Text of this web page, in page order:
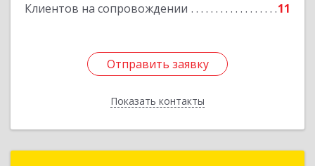
Клиентов на сопровождении 11
Отправить заявку
Показать контакты
Отправить заявку
Назад